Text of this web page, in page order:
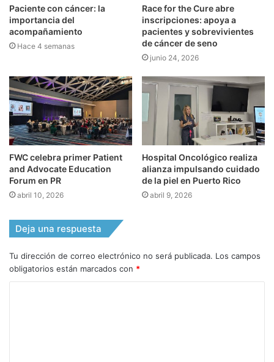
Paciente con cáncer: la
importancia del
acompañamiento
Hace 4 semanas
Race for the Cure abre
inscripciones: apoya a
pacientes y sobrevivientes
de cáncer de seno
junio 24, 2026
FWC celebra primer Patient
and Advocate Education
Forum en PR
abril 10, 2026
Hospital Oncológico realiza
alianza impulsando cuidado
de la piel en Puerto Rico
abril 9, 2026
Deja una respuesta
Tu dirección de correo electrónico no será publicada. Los campos
obligatorios están marcados con *